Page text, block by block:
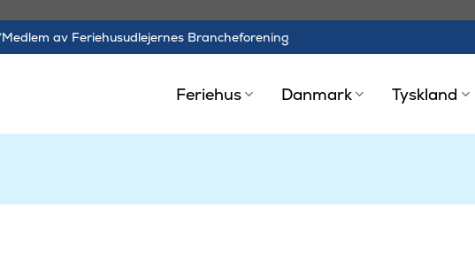
Medlem av Feriehusudlejernes Brancheforening
Feriehus Danmark Tyskland